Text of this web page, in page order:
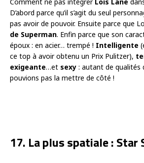
Comment ne pas intégrer Lois Lane
D’abord parce qu’il s’agit du seul
pas avoir de pouvoir. Ensuite parce que
de Superman. Enfin parce que son
époux : en acier… trempé ! Intelligente
ce top à avoir obtenu un Prix Pulitzer),
exigeante…et sexy : autant de qualités
pouvions pas la mettre de côté !
17. La plus spatiale : Star